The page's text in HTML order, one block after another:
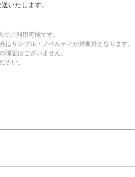
いたします。
ご利用可能です。
はサンプル・ノベルティが対象外となります。
保証はございません。
さい。